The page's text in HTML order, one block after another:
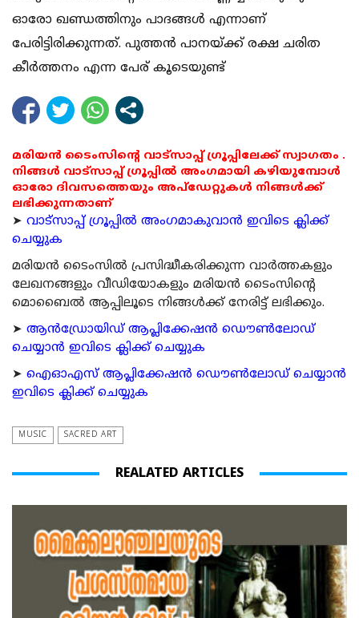
ഓരോ ഖണ്ഡത്തിനും പാദങ്ങള്‍ എന്നാണ്
പേരിട്ടിരിക്കുന്നത്. പുത്തന്‍ പാനയ്ക്ക് രക്ഷ ചരിത
കീര്‍ത്തനം എന്ന പേര് കൂടെയുണ്ട്‌
മരിയൻ ടൈംസിന്റെ വാട്സാപ്പ് ഗ്രൂപ്പിലേക്ക് സ്വാഗതം .
നിങ്ങൾ വാട്സാപ്പ് ഗ്രൂപ്പിൽ അംഗമായി കഴിയുമ്പോൾ
ഓരോ ദിവസത്തെയും അപ്ഡേറ്റുകൾ നിങ്ങൾക്ക്
ലഭിക്കുന്നതാണ്
➤ വാട്സാപ്പ് ഗ്രൂപ്പിൽ അംഗമാകുവാൻ ഇവിടെ ക്ലിക്ക്
ചെയ്യുക
മരിയന്‍ ടൈംസില്‍ പ്രസിദ്ധീകരിക്കുന്ന വാര്‍ത്തകളും
ലേഖനങ്ങളും വീഡിയോകളും മരിയന്‍ ടൈംസിന്റെ
മൊബൈല്‍ ആപ്പിലൂടെ നിങ്ങള്‍ക്ക് നേരിട്ട് ലഭിക്കും.
➤ ആന്‍ഡ്രോയിഡ് ആപ്ലിക്കേഷന്‍ ഡൌണ്‍ലോഡ്
ചെയ്യാന്‍ ഇവിടെ ക്ലിക്ക് ചെയ്യുക
➤ ഐഓഎസ് ആപ്ലിക്കേഷന്‍ ഡൌണ്‍ലോഡ് ചെയ്യാന്‍
ഇവിടെ ക്ലിക്ക് ചെയ്യുക
MUSIC SACRED ART
REALATED ARTICLES